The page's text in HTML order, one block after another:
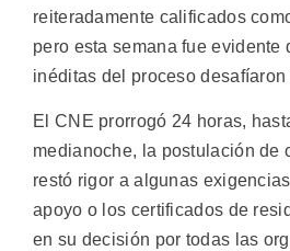
reiteradamente calificados
pero esta semana fue evidente
inéditas del proceso
El CNE prorrogó 24 horas,
medianoche, la postulación de
restó rigor a algunas
apoyo o los certificados de
en su decisión por todas las